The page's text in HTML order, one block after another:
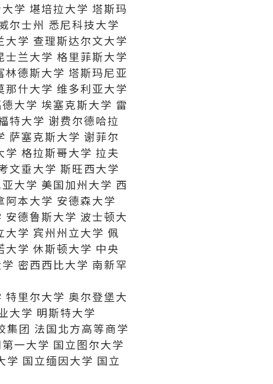
学 堪培拉大学 塔斯玛
尔士州 悉尼科技大学
学 查理斯达尔文大学
兰大学 格里菲斯大学
德斯大学 塔斯玛尼亚
什大学 维多利亚大学
大学 埃塞克斯大学 雷
特大学 谢费尔德哈拉
萨塞克斯大学 谢菲尔
格拉斯哥大学 拉夫
文垂大学 斯旺西大学
大学 美国加州大学 西
本大学 安德森大学
德鲁斯大学 波士顿大
学 宾州州立大学 佩
学 休斯顿大学 中央
密西西比大学 南新罕
里尔大学 奥尔登堡大
大学 明斯特大学
团 法国北方高等商学
一大学 国立图尔大学
学 国立缅因大学 国立